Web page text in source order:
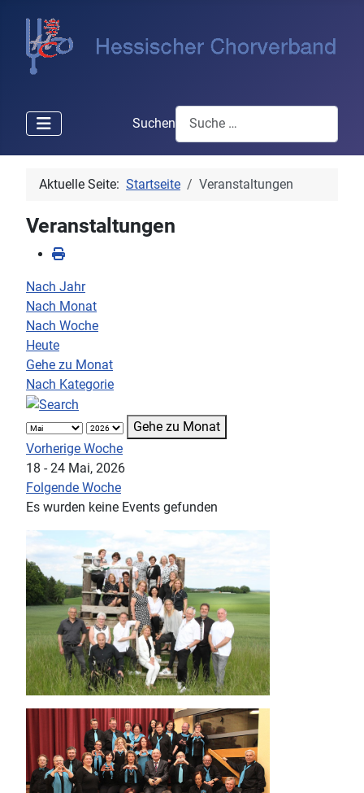
Suchen
Aktuelle Seite: Startseite Veranstaltungen
Veranstaltungen
Nach Jahr
Nach Monat
Nach Woche
Heute
Gehe zu Monat
Nach Kategorie
Gehe zu Monat
Vorherige Woche
18 - 24 Mai, 2026
Folgende Woche
Es wurden keine Events gefunden